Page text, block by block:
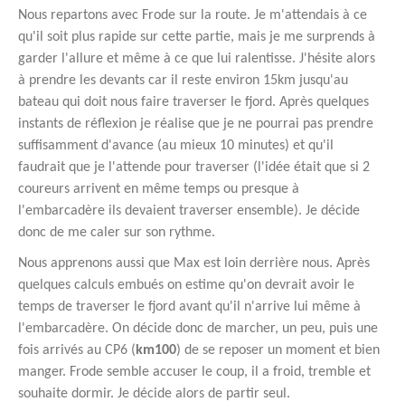
Nous repartons avec Frode sur la route. Je m'attendais à ce
qu'il soit plus rapide sur cette partie, mais je me surprends à
garder l'allure et même à ce que lui ralentisse. J'hésite alors
à prendre les devants car il reste environ 15km jusqu'au
bateau qui doit nous faire traverser le fjord. Après quelques
instants de réflexion je réalise que je ne pourrai pas prendre
suffisamment d'avance (au mieux 10 minutes) et qu'il
faudrait que je l'attende pour traverser (l'idée était que si 2
coureurs arrivent en même temps ou presque à
l'embarcadère ils devaient traverser ensemble). Je décide
donc de me caler sur son rythme.
Nous apprenons aussi que Max est loin derrière nous. Après
quelques calculs embués on estime qu'on devrait avoir le
temps de traverser le fjord avant qu'il n'arrive lui même à
l'embarcadère. On décide donc de marcher, un peu, puis une
fois arrivés au CP6 ( km100) de se reposer un moment et bien
manger. Frode semble accuser le coup, il a froid, tremble et
souhaite dormir. Je décide alors de partir seul.